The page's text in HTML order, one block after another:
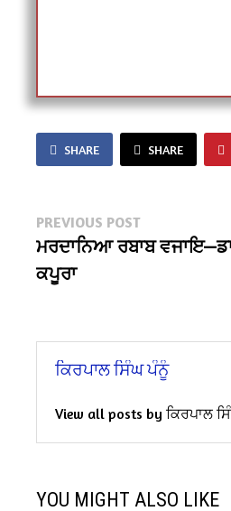
SHARE SHARE
Post
navigation
PREVIOUS POSTPrevious
post:
ਮਰਦਾਨਿਆ ਰਬਾਬ
ਕਪੂਰਾ
ਕਿਰਪਾਲ ਸਿੰਘ ਪੰਨੂੰ
View all posts by ਕਿਰਪਾਲ
YOU MIGHT ALSO LIKE